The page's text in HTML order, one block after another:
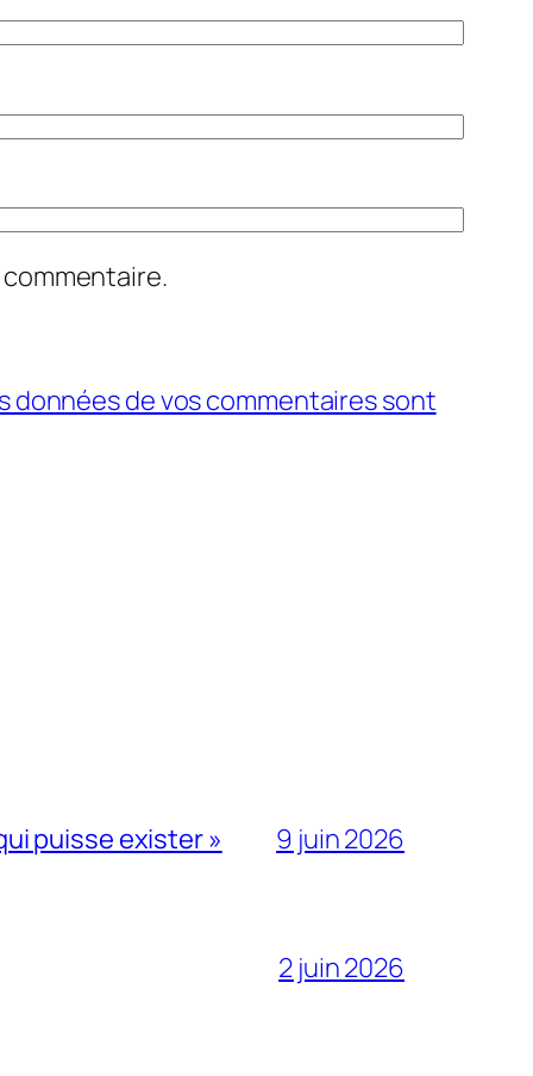
données de vos commentaires sont
puisse exister » 9 juin 2026
2 juin 2026